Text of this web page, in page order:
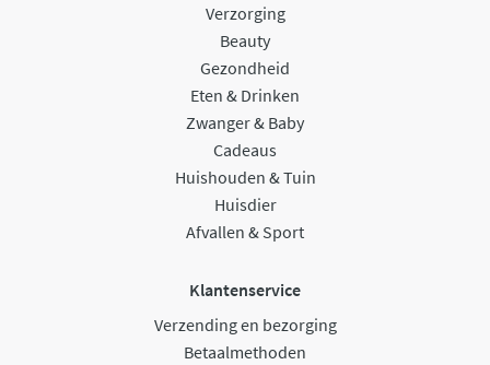
Verzorging
Beauty
Gezondheid
Eten & Drinken
Zwanger & Baby
Cadeaus
Huishouden & Tuin
Huisdier
Afvallen & Sport
Klantenservice
Verzending en bezorging
Betaalmethoden